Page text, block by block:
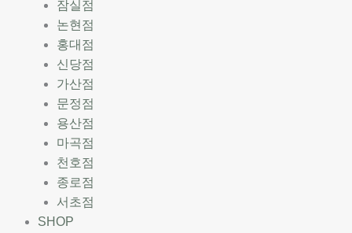
잠실점
논현점
홍대점
신당점
가산점
문정점
용산점
마곡점
천호점
종로점
서초점
SHOP